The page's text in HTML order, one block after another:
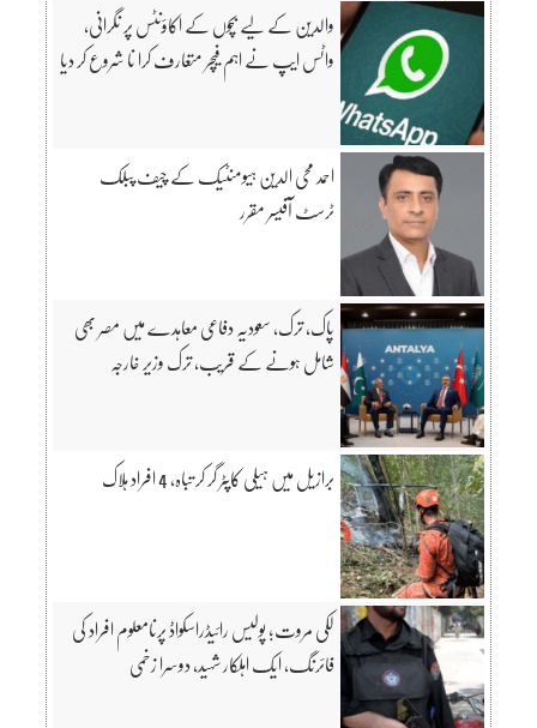
والدین کے لیے بچوں کے اکاؤنٹس پر نگرانی،
واٹس ایپ نے اہم فیچر متعارف کرا نا شروع کر دیا
احمد محی الدین ہیومنٹیک کے چیف پبلک
ٹرسٹ آفیسر مقرر
پاک، ترک، سعودیہ دفاعی معاہدے میں مصر بھی
شامل ہونے کے قریب، ترک وزیر خارجہ
برازیل میں ہیلی کاپٹر گر کر تباہ، 4 افراد ہلاک
لکی مروت؛ پولیس رائیڈراسکواڈ پرنامعلوم افراد کی
فائرنگ، ایک اہلکار شہید، دوسرا زخمی